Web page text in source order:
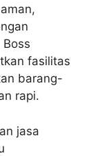
fasilitas
barang-
rapi.
jasa